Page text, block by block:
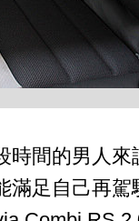
時間的男人
滿足自己再